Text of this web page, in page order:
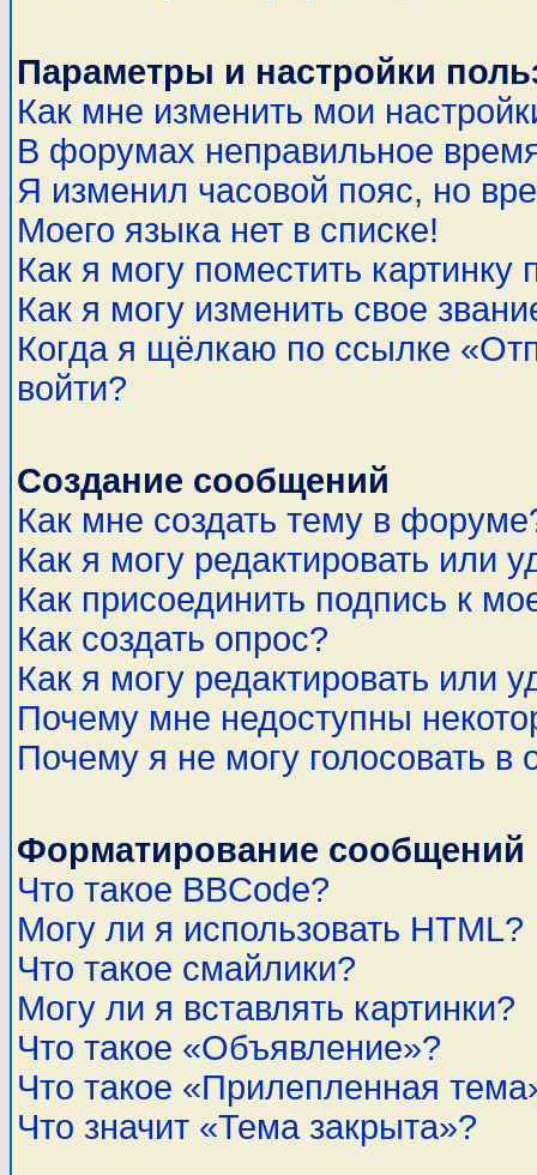
Параметры и настройки
Как мне изменить мои
В форумах неправильное
Я изменил часовой пояс, но
Моего языка нет в списке!
Как я могу поместить
Как я могу изменить свое
Когда я щёлкаю по ссылке
войти?
Создание сообщений
Как мне создать тему в
Как я могу редактировать или
Как присоединить подпись к
Как создать опрос?
Как я могу редактировать или
Почему мне недоступны
Почему я не могу голосовать в
Форматирование
Что такое BBCode?
Могу ли я использовать HTML?
Что такое смайлики?
Могу ли я вставлять картинки?
Что такое «Объявление»?
Что такое «Прилепленная
Что значит «Тема закрыта»?